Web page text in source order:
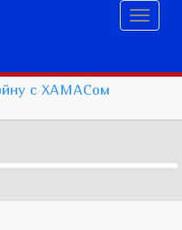
с ХАМАСом